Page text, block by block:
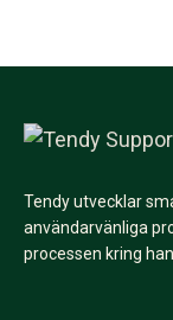
Tendy utvecklar
användarvänliga
processen kring